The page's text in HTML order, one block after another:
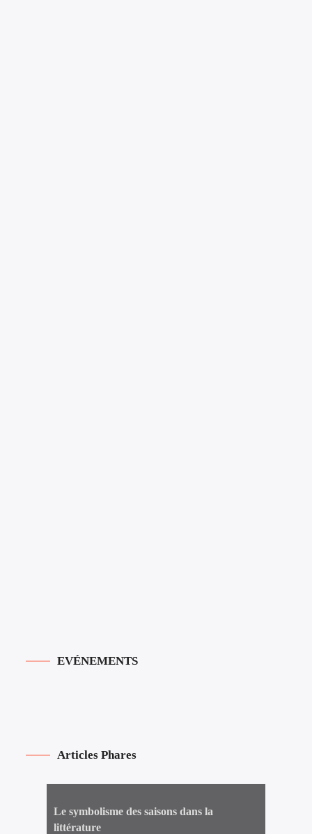
EVÉNEMENTS
Articles Phares
Le symbolisme des saisons dans la
littérature